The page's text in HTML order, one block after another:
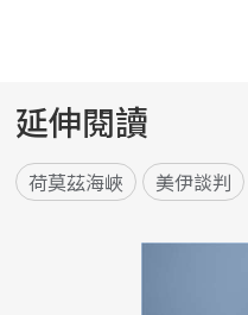
延伸閱讀
荷莫茲海峽 美伊談判